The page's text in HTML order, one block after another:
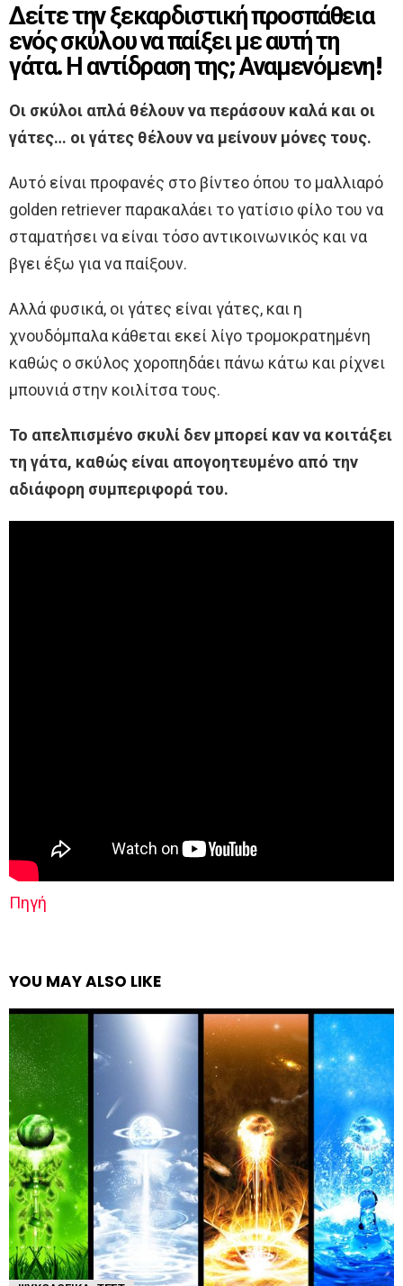
Δείτε την ξεκαρδιστική προσπάθεια
ενός σκύλου να παίξει με αυτή τη
γάτα. Η αντίδραση της; Αναμενόμενη!
Οι σκύλοι απλά θέλουν να περάσουν καλά και οι
γάτες… οι γάτες θέλουν να μείνουν μόνες τους.
Αυτό είναι προφανές στο βίντεο όπου το μαλλιαρό
golden retriever παρακαλάει το γατίσιο φίλο του να
σταματήσει να είναι τόσο αντικοινωνικός και να
βγει έξω για να παίξουν.
Αλλά φυσικά, οι γάτες είναι γάτες, και η
χνουδόμπαλα κάθεται εκεί λίγο τρομοκρατημένη
καθώς ο σκύλος χοροπηδάει πάνω κάτω και ρίχνει
μπουνιά στην κοιλίτσα τους.
Το απελπισμένο σκυλί δεν μπορεί καν να κοιτάξει
τη γάτα, καθώς είναι απογοητευμένο από την
αδιάφορη συμπεριφορά του.
Πηγή
YOU MAY ALSO LIKE